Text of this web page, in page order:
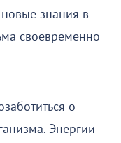
новые знания в
своевременно
о
Энергии